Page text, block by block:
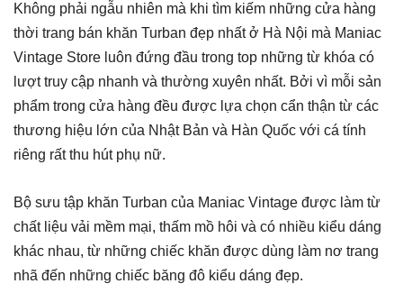
Không phải ngẫu nhiên mà khi tìm kiếm những cửa hàng
thời trang bán khăn Turban đẹp nhất ở Hà Nội mà Maniac
Vintage Store luôn đứng đầu trong top những từ khóa có
lượt truy cập nhanh và thường xuyên nhất. Bởi vì mỗi sản
phẩm trong cửa hàng đều được lựa chọn cẩn thận từ các
thương hiệu lớn của Nhật Bản và Hàn Quốc với cá tính
riêng rất thu hút phụ nữ.
Bộ sưu tập khăn Turban của Maniac Vintage được làm từ
chất liệu vải mềm mại, thấm mồ hôi và có nhiều kiểu dáng
khác nhau, từ những chiếc khăn được dùng làm nơ trang
nhã đến những chiếc băng đô kiểu dáng đẹp.